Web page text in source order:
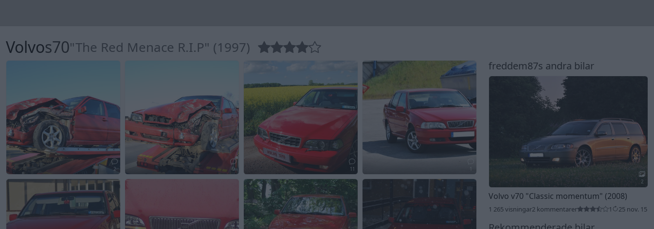
Volvos70"The Red Menace R.I.P" (1997)
2 9 11 1
freddem87s andra bilar
2
Volvo v70 "Classic momentum" (2008)
1 265 visningar2 kommentarer 1 25 nov. 15